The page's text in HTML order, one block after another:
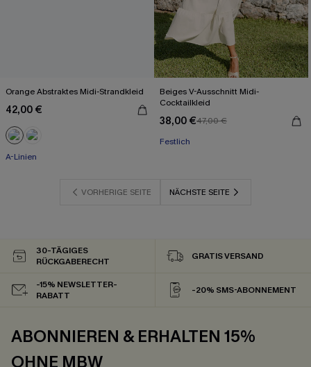
Orange Abstraktes Midi-Strandkleid
42,00 €
A-Linien
Beiges V-Ausschnitt Midi-
Cocktailkleid
38,00 €47,00 €
Festlich
VORHERIGE SEITE NÄCHSTE SEITE
30-TÄGIGES
RÜCKGABERECHT
GRATIS VERSAND
-15% NEWSLETTER-
RABATT
-20% SMS-ABONNEMENT
ABONNIEREN & ERHALTEN 15%
OHNE MBW